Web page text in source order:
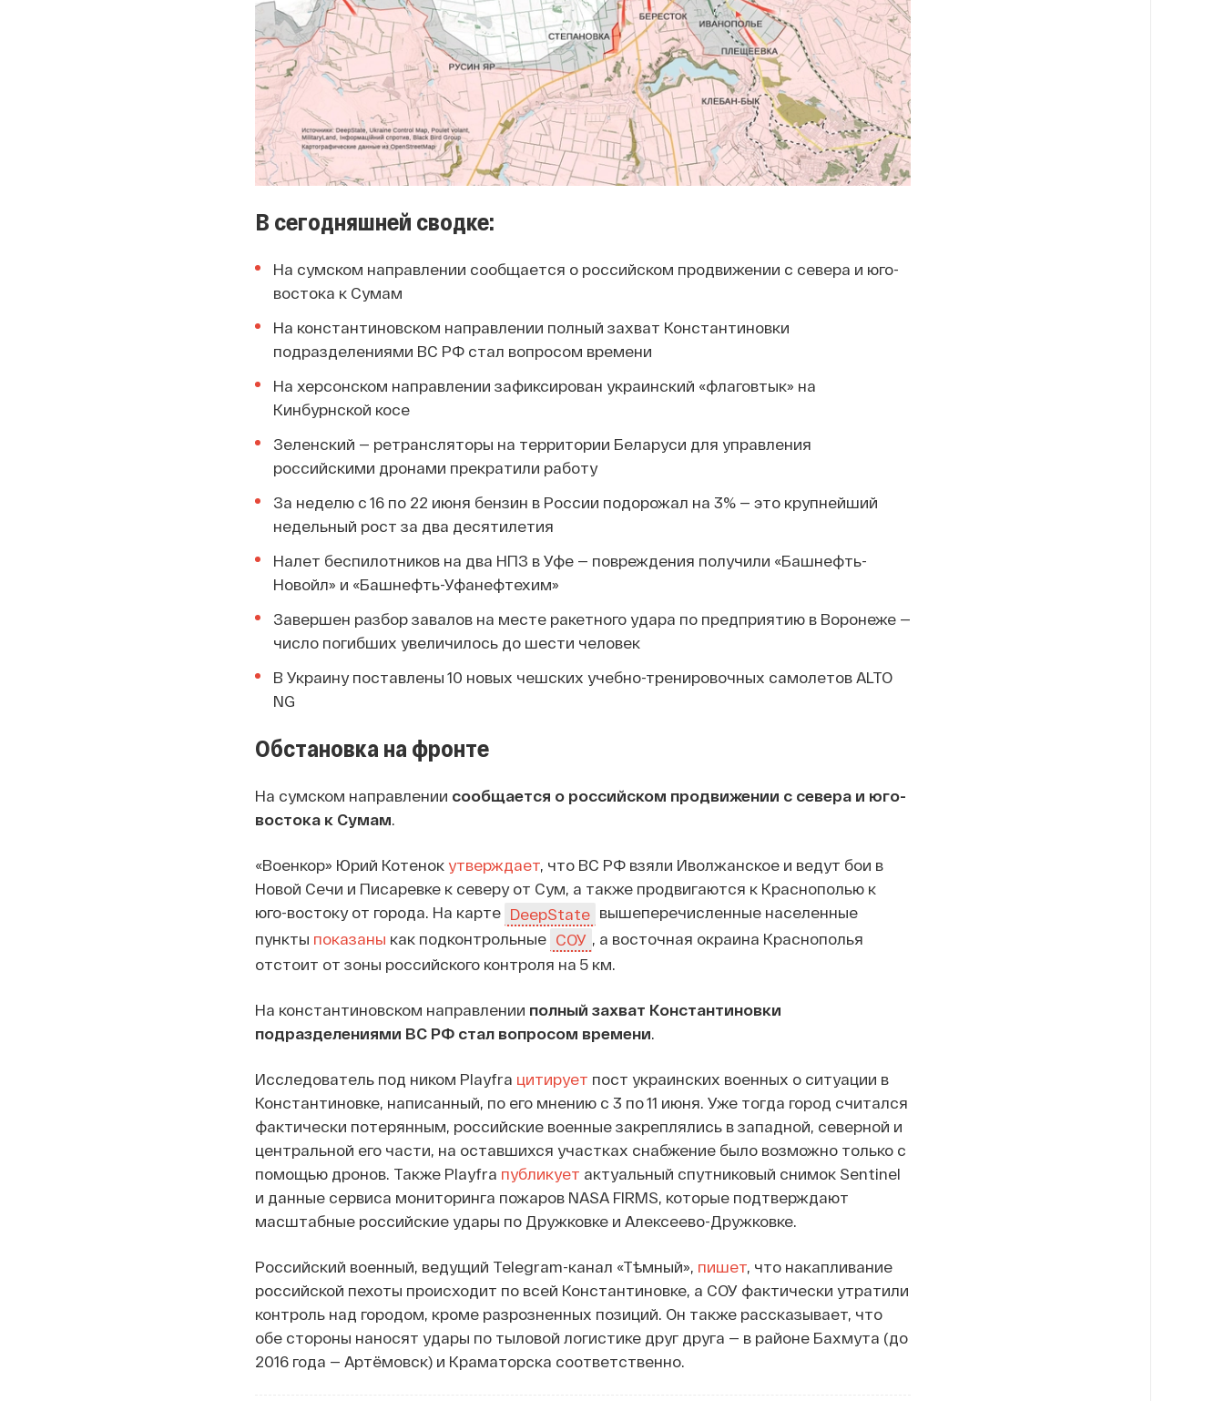
В сегодняшней сводке:
На сумском направлении сообщается о российском продвижении с севера и юго-
востока к Сумам
На константиновском направлении полный захват Константиновки
подразделениями ВС РФ стал вопросом времени
На херсонском направлении зафиксирован украинский «флаговтык» на
Кинбурнской косе
Зеленский — ретрансляторы на территории Беларуси для управления
российскими дронами прекратили работу
За неделю с 16 по 22 июня бензин в России подорожал на 3% — это крупнейший
недельный рост за два десятилетия
Налет беспилотников на два НПЗ в Уфе — повреждения получили «Башнефть-
Новойл» и «Башнефть-Уфанефтехим»
Завершен разбор завалов на месте ракетного удара по предприятию в Воронеже —
число погибших увеличилось до шести человек
В Украину поставлены 10 новых чешских учебно-тренировочных самолетов ALTO
NG
Обстановка на фронте
На сумском направлении сообщается о российском продвижении с севера и юго-
востока к Сумам.
«Военкор» Юрий Котенок утверждает, что ВС РФ взяли Иволжанское и ведут бои в
Новой Сечи и Писаревке к северу от Сум, а также продвигаются к Краснополью к
юго-востоку от города. На карте DeepState вышеперечисленные населенные
пункты показаны как подконтрольные СОУ
, а восточная окраина Краснополья
отстоит от зоны российского контроля на 5 км.
На константиновском направлении полный захват Константиновки
подразделениями ВС РФ стал вопросом времени.
Исследователь под ником Playfra цитирует пост украинских военных о ситуации в
Константиновке, написанный, по его мнению с 3 по 11 июня. Уже тогда город считался
фактически потерянным, российские военные закреплялись в западной, северной и
центральной его части, на оставшихся участках снабжение было возможно только с
помощью дронов. Также Playfra публикует актуальный спутниковый снимок Sentinel
и данные сервиса мониторинга пожаров NASA FIRMS, которые подтверждают
масштабные российские удары по Дружковке и Алексеево-Дружковке.
Российский военный, ведущий Telegram-канал «Тѣмный», пишет, что накапливание
российской пехоты происходит по всей Константиновке, а СОУ фактически утратили
контроль над городом, кроме разрозненных позиций. Он также рассказывает, что
обе стороны наносят удары по тыловой логистике друг друга — в районе Бахмута (до
2016 года — Артёмовск) и Краматорска соответственно.